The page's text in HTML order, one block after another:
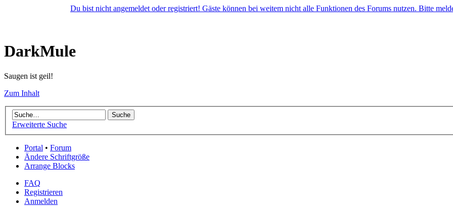
Du bist nicht angemeldet oder registriert! Gäste können bei weitem nicht alle Funktionen des Forums nutzen. Bitte
DarkMule
Saugen ist geil!
Zum Inhalt
Erweiterte Suche
Portal • Forum
Ändere Schriftgröße
Arrange Blocks
FAQ
Registrieren
Anmelden